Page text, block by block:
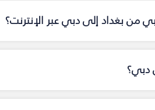
من بغداد إلى دبي عبر الإنترنت؟
دبي؟